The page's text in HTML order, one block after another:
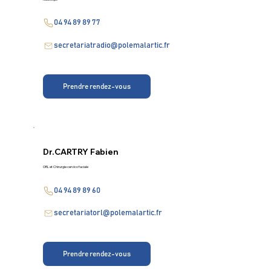
04 94 89 89 77
secretariatradio@polemalartic.fr
Prendre rendez-vous
Dr.CARTRY Fabien
ORL et Chirurgie cervico faciale
04 94 89 89 60
secretariatorl@polemalartic.fr
Prendre rendez-vous